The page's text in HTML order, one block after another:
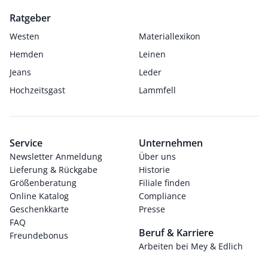
Ratgeber
Westen
Materiallexikon
Hemden
Leinen
Jeans
Leder
Hochzeitsgast
Lammfell
Service
Newsletter Anmeldung
Lieferung & Rückgabe
Größenberatung
Online Katalog
Geschenkkarte
FAQ
Freundebonus
Unternehmen
Über uns
Historie
Filiale finden
Compliance
Presse
Beruf & Karriere
Arbeiten bei Mey & Edlich